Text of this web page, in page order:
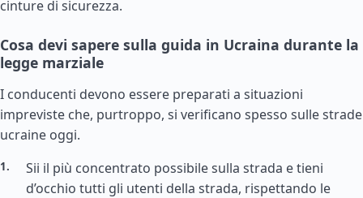
cinture di sicurezza.
Cosa devi sapere sulla guida in Ucraina durante la
legge marziale
I conducenti devono essere preparati a situazioni
impreviste che, purtroppo, si verificano spesso sulle strade
ucraine oggi.
Sii il più concentrato possibile sulla strada e tieni
d’occhio tutti gli utenti della strada, rispettando le